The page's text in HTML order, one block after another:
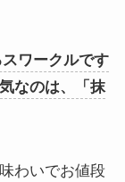
ワークルです
なのは、「抹
わいでお値段